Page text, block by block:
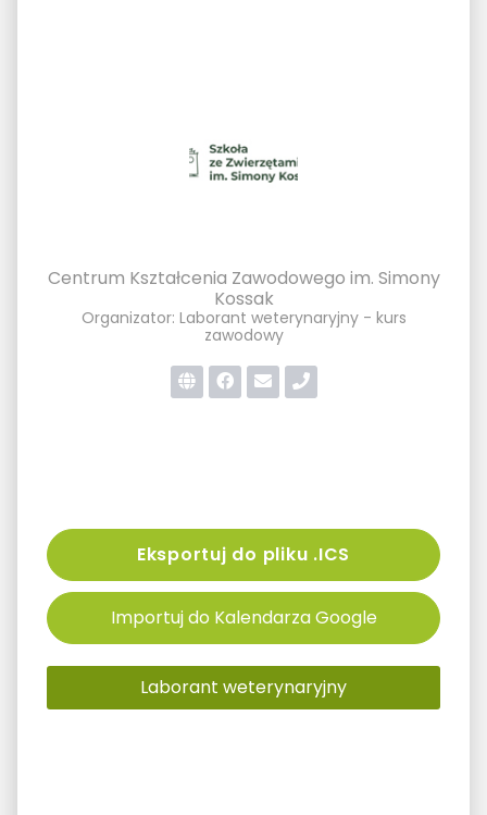
Centrum Kształcenia Zawodowego im. Simony
Kossak
Organizator: Laborant weterynaryjny - kurs
zawodowy
Eksportuj do pliku .ICS
Importuj do Kalendarza Google
Laborant weterynaryjny